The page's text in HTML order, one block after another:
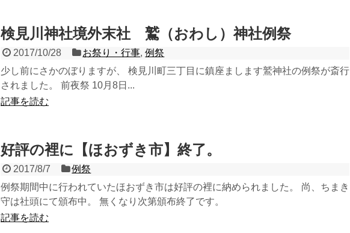
検見川神社境外末社 鷲（おわし）神社例祭
2017/10/28 お祭り・行事,例祭
少し前にさかのぼりますが、 検見川町三丁目に鎮座まします鷲神社の例祭が斎行
されました。 前夜祭 10月8日...
記事を読む
好評の裡に【ほおずき市】終了。
2017/8/7
例祭
例祭期間中に行われていたほおずき市は好評の裡に納められました。 尚、ちまき
守は社頭にて頒布中。 無くなり次第頒布終了です。
記事を読む